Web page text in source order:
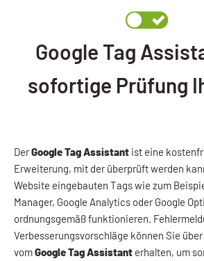
Google Tag
sofortige Prüfung
DerGoogle Tag Assistant ist eine
Erweiterung, mit der überprüft werden
Website eingebauten Tags wie zum
Manager, Google Analytics oder Google
ordnungsgemäß funktionieren.
Verbesserungsvorschläge können Sie
vomGoogle Tag Assistant erhalten, um